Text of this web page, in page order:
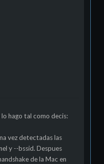
hago tal como decis:
vez detectadas las
y --bssid. Despues
de la Mac en